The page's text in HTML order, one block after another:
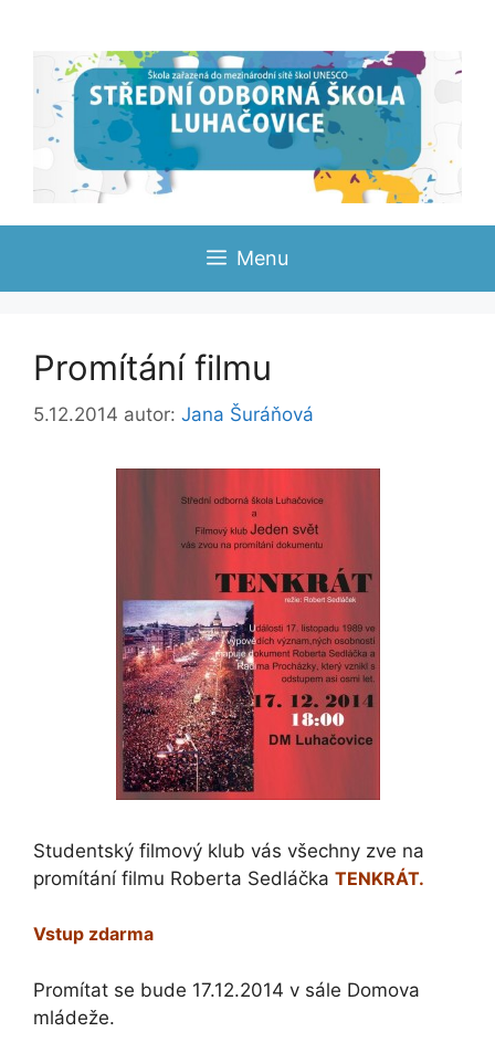
Menu
Promítání filmu
5.12.2014 autor: Jana Šuráňová
Studentský filmový klub vás všechny zve na
promítání filmu Roberta Sedláčka TENKRÁT.
Vstup zdarma
Promítat se bude 17.12.2014 v sále Domova
mládeže.